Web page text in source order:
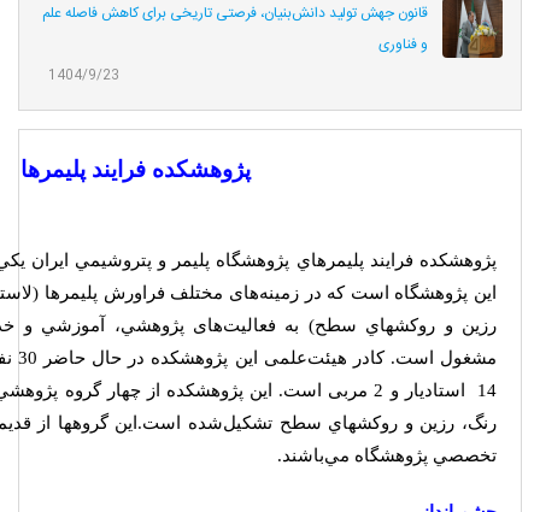
قانون جهش تولید دانش‌بنیان، فرصتی تاریخی برای کاهش فاصله علم
و فناوری
1404/9/23
پژوهشكده فرايند پليمرها
پژوهشكده فرايند پليمرهاي پژوهشگاه پليمر و پتروشيمي ايران
اين پژوهشگاه است كه در زمینه‌های مختلف فراورش پليمرها
رزين و روكش­هاي سطح) به فعالیت‌های پژوهشي، آموزشي و
14 استاديار و 2 مربی است. اين پژوهشكده از چهار گروه
رنگ، رزين و روكشهاي سطح تشکیل‌شده است.اين گروه­ها از
تخصصي پژوهشگاه مي‌باشند.